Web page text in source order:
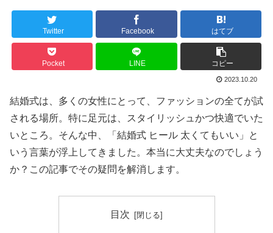
Twitter Facebook はてブ
Pocket LINE コピー
2023.10.20
結婚式は、多くの女性にとって、ファッションの全てが試
される場所。特に足元は、スタイリッシュかつ快適でいた
いところ。そんな中、「結婚式 ヒール 太くてもいい」と
いう言葉が浮上してきました。本当に大丈夫なのでしょう
か？この記事でその疑問を解消します。
目次